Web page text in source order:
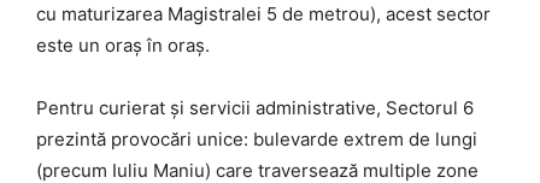
cu maturizarea Magistralei 5 de metrou), acest sector
este un oraș în oraș.
Pentru curierat și servicii administrative, Sectorul 6
prezintă provocări unice: bulevarde extrem de lungi
(precum Iuliu Maniu) care traversează multiple zone